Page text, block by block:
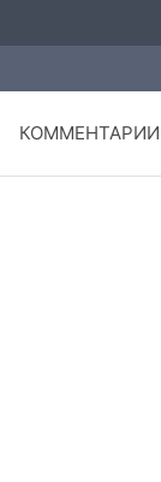
КОММЕНТАРИИ